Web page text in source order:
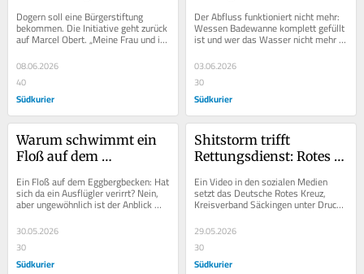
bekommt
Dogern soll eine Bürgerstiftung
bekommen. Die Initiative geht zurück
auf Marcel Obert. „Meine Frau und ich
haben keine Kinder und haben
überlegt,...
08.06.2026
40
Südkurier
Notfall leer werden
Der Abfluss funktioniert nicht mehr:
Wessen Badewanne komplett gefüllt
ist und wer das Wasser nicht mehr
03.06.2026
30
Südkurier
Warum schwimmt ein
Floß auf dem
Ein Floß auf dem Eggbergbecken: Hat
sich da ein Ausflügler verirrt? Nein,
aber ungewöhnlich ist der Anblick
schon, hat aber seine Richtigkeit.
Denn...
30.05.2026
30
Südkurier
Shitstorm trifft
Rettungsdienst: Rotes
klar gegen Rassismus
Ein Video in den sozialen Medien
setzt das Deutsche Rotes Kreuz,
Kreisverband Säckingen unter Druck:
Ali Demirelli, der als Social-Media-
Creator...
29.05.2026
30
Südkurier